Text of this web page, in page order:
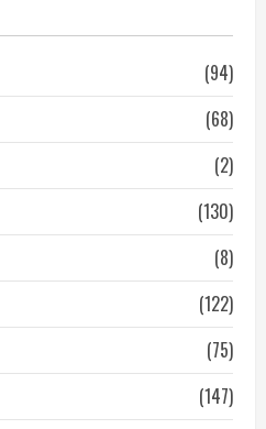
(94)
(68)
(2)
(130)
(8)
(122)
(75)
(147)